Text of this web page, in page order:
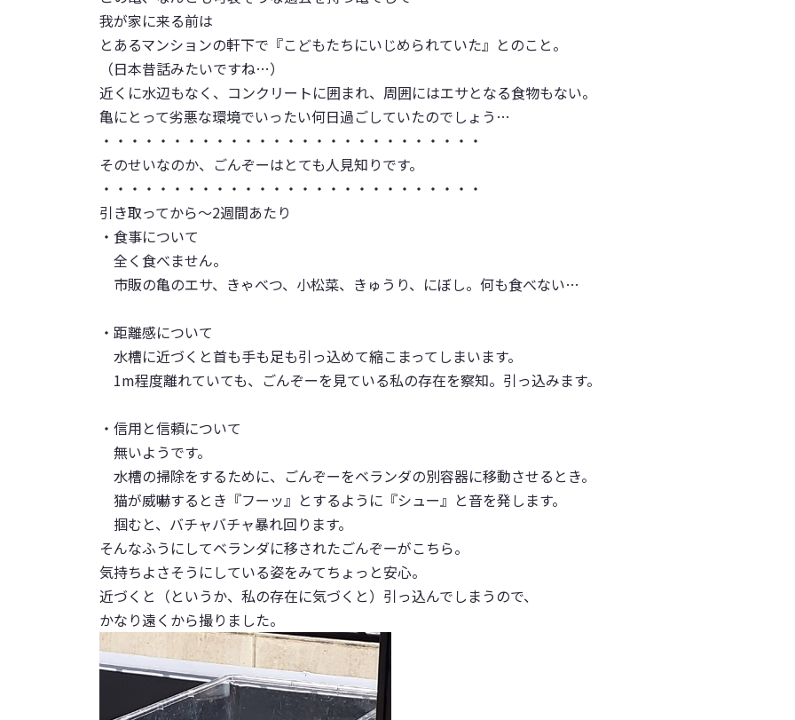
我が家に来る前は
とあるマンションの軒下で『こどもたちにいじめられていた』とのこと。
（日本昔話みたいですね…）
近くに水辺もなく、コンクリートに囲まれ、周囲にはエサとなる食物もない。
亀にとって劣悪な環境でいったい何日過ごしていたのでしょう…
・・・・・・・・・・・・・・・・・・・・・・・・・・・
そのせいなのか、ごんぞーはとても人見知りです。
・・・・・・・・・・・・・・・・・・・・・・・・・・・
引き取ってから～2週間あたり
・食事について
全く食べません。
市販の亀のエサ、きゃべつ、小松菜、きゅうり、にぼし。何も食べない…
・距離感について
水槽に近づくと首も手も足も引っ込めて縮こまってしまいます。
1m程度離れていても、ごんぞーを見ている私の存在を察知。引っ込みます。
・信用と信頼について
無いようです。
水槽の掃除をするために、ごんぞーをベランダの別容器に移動させるとき。
猫が威嚇するとき『フーッ』とするように『シュー』と音を発します。
掴むと、バチャバチャ暴れ回ります。
そんなふうにしてベランダに移されたごんぞーがこちら。
気持ちよさそうにしている姿をみてちょっと安心。
近づくと（というか、私の存在に気づくと）引っ込んでしまうので、
かなり遠くから撮りました。